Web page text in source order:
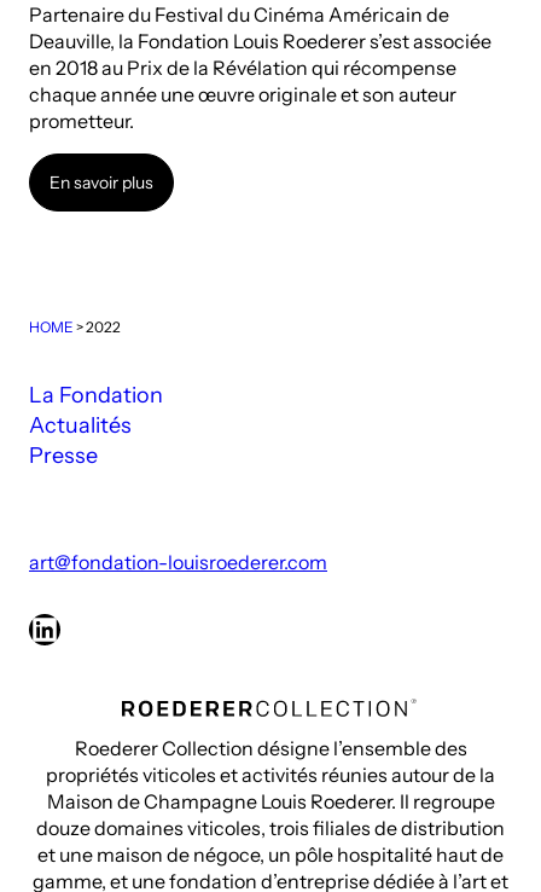
Partenaire du Festival du Cinéma Américain de
Deauville, la Fondation Louis Roederer s’est associée
en 2018 au Prix de la Révélation qui récompense
chaque année une œuvre originale et son auteur
prometteur.
En savoir plus
HOME >2022
La Fondation
Actualités
Presse
art@fondation-louisroederer.com
LinkedIn
Roederer Collection désigne l’ensemble des
propriétés viticoles et activités réunies autour de la
Maison de Champagne Louis Roederer. Il regroupe
douze domaines viticoles, trois filiales de distribution
et une maison de négoce, un pôle hospitalité haut de
gamme, et une fondation d’entreprise dédiée à l’art et